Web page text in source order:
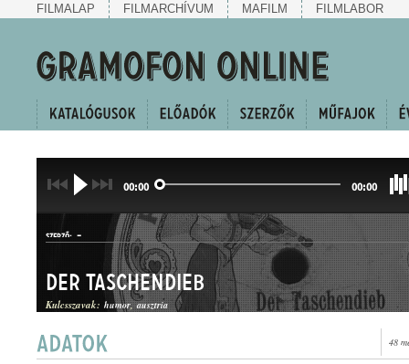
FILMALAP FILMARCHÍVUM MAFILM FILMLABOR
00:00 00:00
SZERZŐ: -
Der Taschendieb
Kulcsszavak: humor ausztria
48